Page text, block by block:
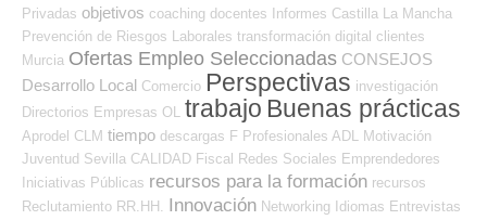
Privadas objetivos coaching docentes Informes Castilla La Mancha
Prevención de Riesgos Laborales transformación digital clientes
Murcia Ofertas Empleo Seleccionadas CONSEJOS
Desarrollo Local Comercio Perspectivas investigación
Directorios Empresas OL trabajo Buenas prácticas
Aprodel CLM tiempo descargas F Profesionales ADL Motivación
Juventud Sevilla CALIDAD Fiscal Redes Sociales Emprendedores
Iniciativas Públicas recursos para la formación recursos
Reclutamiento RR.HH.
Innovación Networking Idiomas Entrevistas